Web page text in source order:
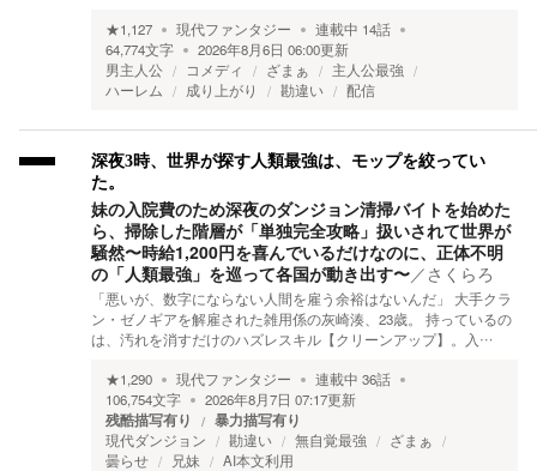
★1,127 現代ファンタジー 連載中 14話
64,774文字 2026年8月6日 06:00更新
男主人公
コメディ ざまぁ
主人公最強
ハーレム
成り上がり 勘違い 配信
深夜3時、世界が探す人類最強は、モップを絞ってい
た。
妹の入院費のため深夜のダンジョン清掃バイトを始めた
ら、掃除した階層が「単独完全攻略」扱いされて世界が
騒然〜時給1,200円を喜んでいるだけなのに、正体不明
の「人類最強」を巡って各国が動き出す〜／ さくらろ
「悪いが、数字にならない人間を雇う余裕はないんだ」 大手クラ
ン・ゼノギアを解雇された雑用係の灰崎湊、23歳。 持っているの
は、汚れを消すだけのハズレスキル【クリーンアップ】。入…
★1,290 現代ファンタジー 連載中 36話
106,754文字 2026年8月7日 07:17更新
残酷描写有り 暴力描写有り
現代ダンジョン 勘違い 無自覚最強
ざまぁ
曇らせ
兄妹 AI本文利用